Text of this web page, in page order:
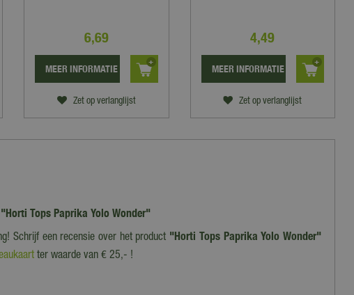
6,69
Zet op verlanglijst
MEER INFORMATIE
4,49
Zet op verlanglijst
MEER INFORMATIE
Tops Paprika Yolo Wonder"
Schrijf een recensie over het product "Horti Tops Paprika Yolo Wonder"
ter waarde van € 25,- !